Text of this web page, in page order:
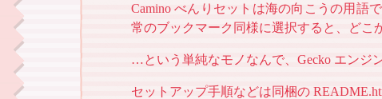
Camino べんりセットは海の向こうの用語
常のブックマーク同様に選択すると、どこ
…という単純なモノなんで、Gecko エンジ
セットアップ手順などは同梱の